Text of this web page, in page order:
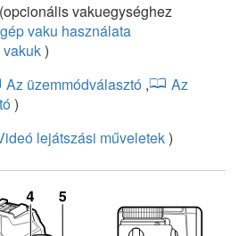
vakuegységhez
vaku használata
)
Az üzemmódválasztó ,
Az
)
lejátszási műveletek)